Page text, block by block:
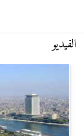
الفيديو